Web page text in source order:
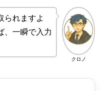
クロノ
られますよ
、一瞬で入力